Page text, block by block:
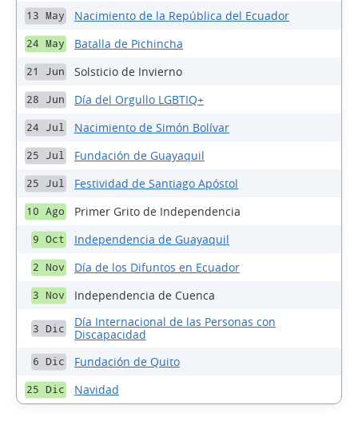
13 May Nacimiento de la República del Ecuador
24 May Batalla de Pichincha
21 Jun Solsticio de Invierno
28 Jun Día del Orgullo LGBTIQ+
24 Jul Nacimiento de Simón Bolívar
25 Jul Fundación de Guayaquil
25 Jul Festividad de Santiago Apóstol
10 Ago Primer Grito de Independencia
9 Oct Independencia de Guayaquil
2 Nov Día de los Difuntos en Ecuador
3 Nov Independencia de Cuenca
3 Dic
Día Internacional de las Personas con
Discapacidad
6 Dic Fundación de Quito
25 Dic Navidad